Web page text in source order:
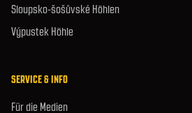
Sloupsko-šošůvské Höhlen
Výpustek Höhle
SERVICE & INFO
Für die Medien